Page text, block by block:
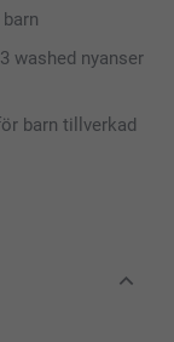
washed nyanser
barn tillverkad